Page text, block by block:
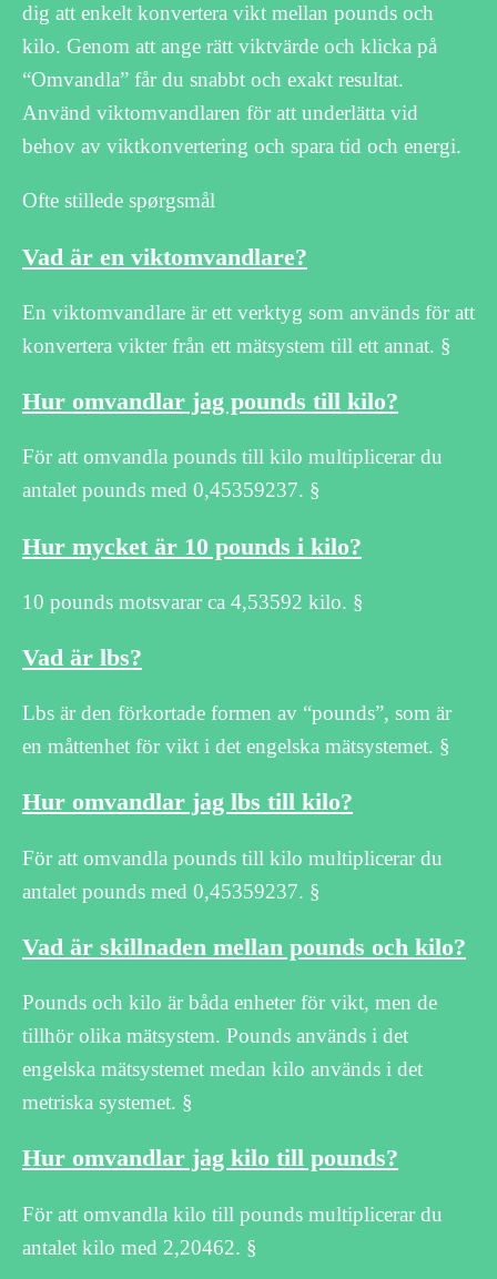
dig att enkelt konvertera vikt mellan pounds och
kilo. Genom att ange rätt viktvärde och klicka på
“Omvandla” får du snabbt och exakt resultat.
Använd viktomvandlaren för att underlätta vid
behov av viktkonvertering och spara tid och energi.
Ofte stillede spørgsmål
Vad är en viktomvandlare?
En viktomvandlare är ett verktyg som används för att
konvertera vikter från ett mätsystem till ett annat. §
Hur omvandlar jag pounds till kilo?
För att omvandla pounds till kilo multiplicerar du
antalet pounds med 0,45359237. §
Hur mycket är 10 pounds i kilo?
10 pounds motsvarar ca 4,53592 kilo. §
Vad är lbs?
Lbs är den förkortade formen av “pounds”, som är
en måttenhet för vikt i det engelska mätsystemet. §
Hur omvandlar jag lbs till kilo?
För att omvandla pounds till kilo multiplicerar du
antalet pounds med 0,45359237. §
Vad är skillnaden mellan pounds och kilo?
Pounds och kilo är båda enheter för vikt, men de
tillhör olika mätsystem. Pounds används i det
engelska mätsystemet medan kilo används i det
metriska systemet. §
Hur omvandlar jag kilo till pounds?
För att omvandla kilo till pounds multiplicerar du
antalet kilo med 2,20462. §